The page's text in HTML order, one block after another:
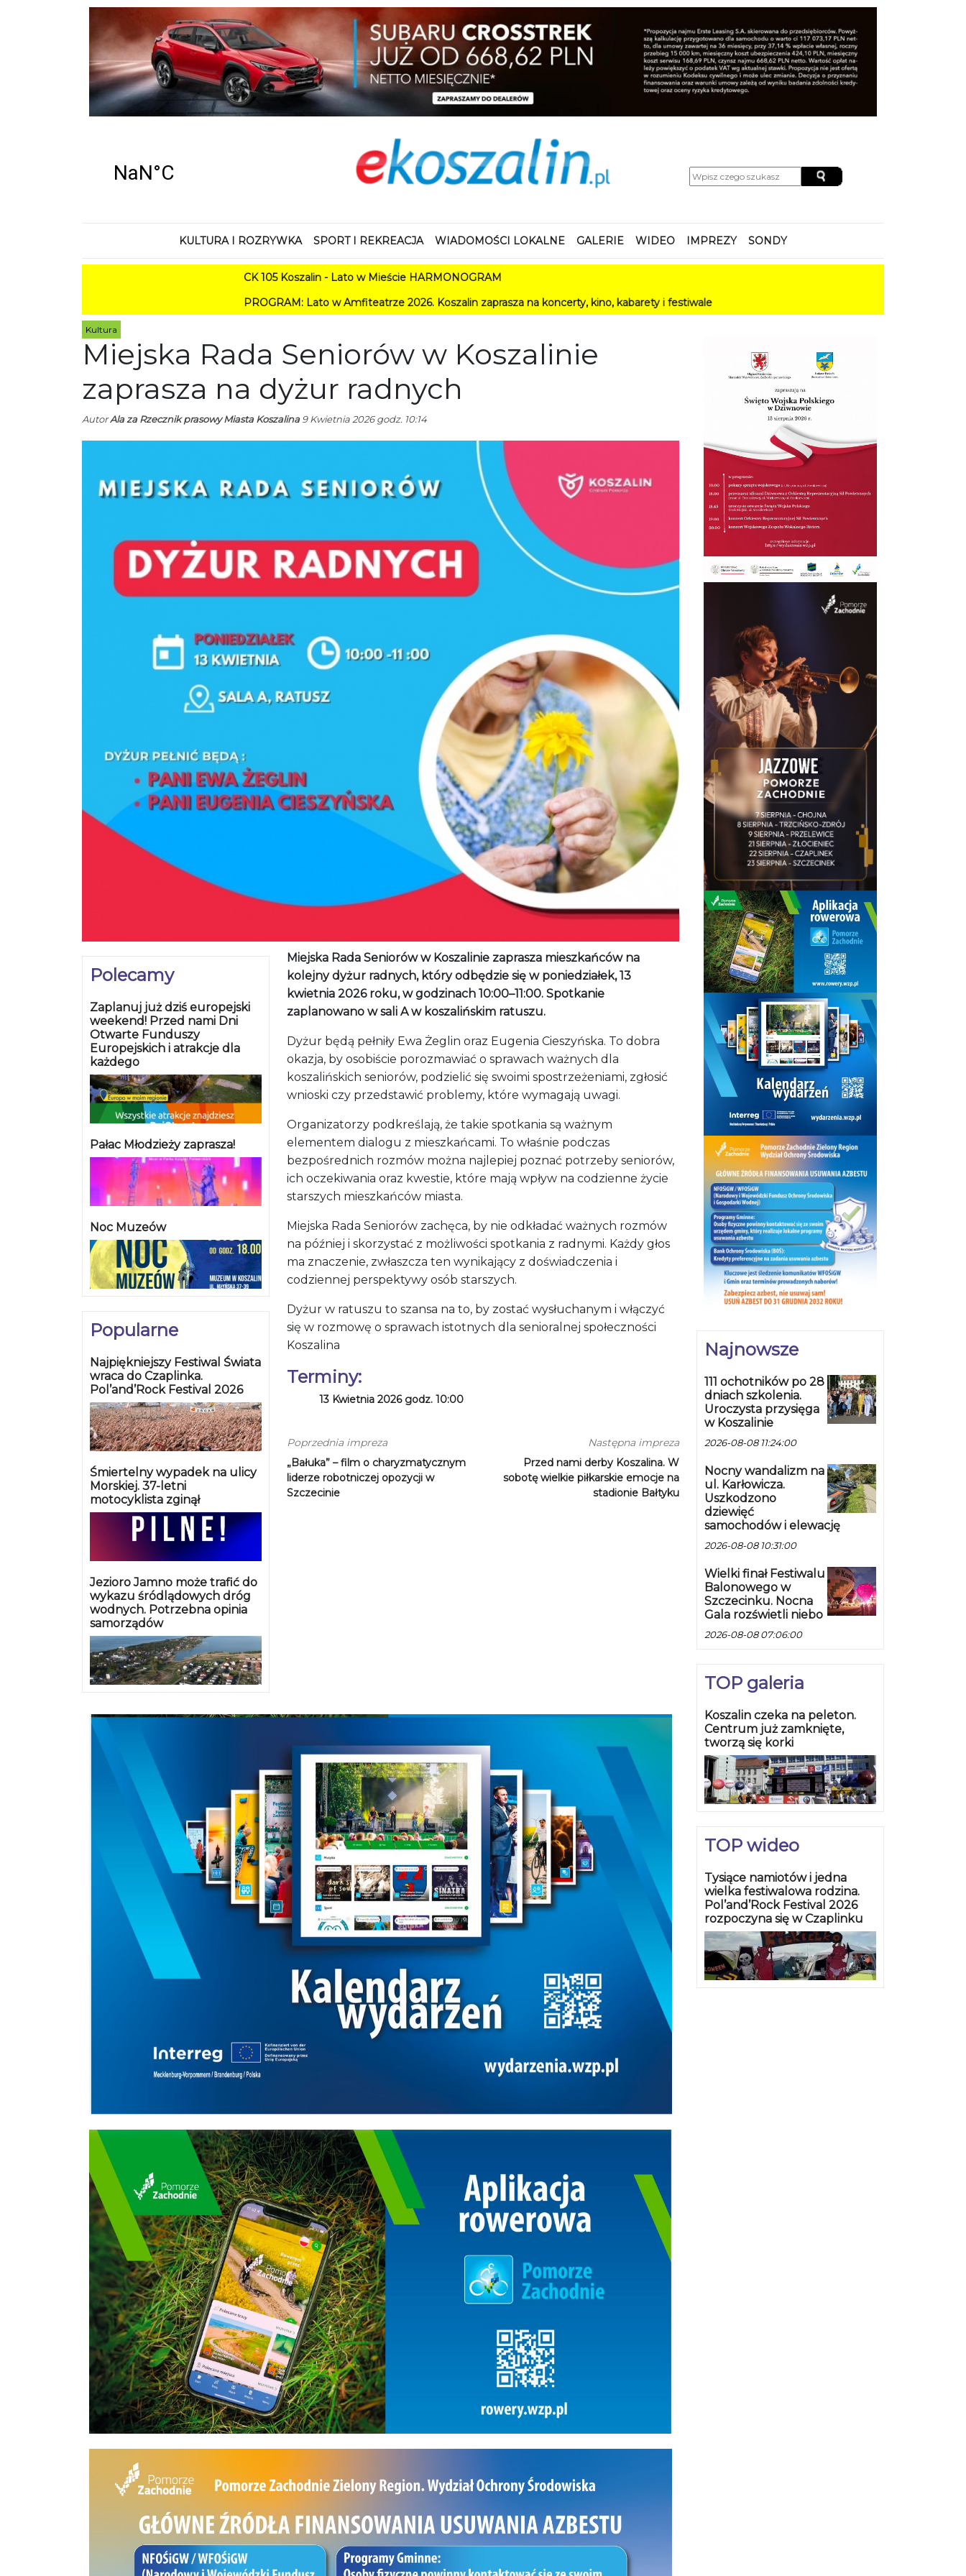
KULTURA I ROZRYWKA SPORT I REKREACJA WIADOMOŚCI LOKALNE GALERIE WIDEO IMPREZY SONDY
CK 105 Koszalin - Lato w Mieście HARMONOGRAM
PROGRAM: Lato w Amfiteatrze 2026. Koszalin zaprasza na koncerty, kino, kabarety i festiwale
Kultura
Miejska Rada Seniorów w Koszalinie
zaprasza na dyżur radnych
AutorAla za Rzecznik prasowy Miasta Koszalina9 Kwietnia 2026 godz. 10:14
Polecamy
Zaplanuj już dziś europejski
weekend! Przed nami Dni
Otwarte Funduszy
Europejskich i atrakcje dla
każdego
Pałac Młodzieży zaprasza!
Noc Muzeów
Popularne
Najpiękniejszy Festiwal Świata
wraca do Czaplinka.
Pol’and’Rock Festival 2026
Śmiertelny wypadek na ulicy
Morskiej. 37-letni
motocyklista zginął
Jezioro Jamno może trafić do
wykazu śródlądowych dróg
wodnych. Potrzebna opinia
samorządów
Miejska Rada Seniorów w Koszalinie zaprasza mieszkańców na
kolejny dyżur radnych, który odbędzie się w poniedziałek, 13
kwietnia 2026 roku, w godzinach 10:00–11:00. Spotkanie
zaplanowano w sali A w koszalińskim ratuszu.
Dyżur będą pełniły Ewa Żeglin oraz Eugenia Cieszyńska. To dobra
okazja, by osobiście porozmawiać o sprawach ważnych dla
koszalińskich seniorów, podzielić się swoimi spostrzeżeniami, zgłosić
wnioski czy przedstawić problemy, które wymagają uwagi.
Organizatorzy podkreślają, że takie spotkania są ważnym
elementem dialogu z mieszkańcami. To właśnie podczas
bezpośrednich rozmów można najlepiej poznać potrzeby seniorów,
ich oczekiwania oraz kwestie, które mają wpływ na codzienne życie
starszych mieszkańców miasta.
Miejska Rada Seniorów zachęca, by nie odkładać ważnych rozmów
na później i skorzystać z możliwości spotkania z radnymi. Każdy głos
ma znaczenie, zwłaszcza ten wynikający z doświadczenia i
codziennej perspektywy osób starszych.
Dyżur w ratuszu to szansa na to, by zostać wysłuchanym i włączyć
się w rozmowę o sprawach istotnych dla senioralnej społeczności
Koszalina
Terminy:
13 Kwietnia 2026 godz. 10:00
Poprzednia impreza
„Bałuka” – film o charyzmatycznym
liderze robotniczej opozycji w
Szczecinie
Następna impreza
Przed nami derby Koszalina. W
sobotę wielkie piłkarskie emocje na
stadionie Bałtyku
Najnowsze
111 ochotników po 28
dniach szkolenia.
Uroczysta przysięga
w Koszalinie
2026-08-08 11:24:00
Nocny wandalizm na
ul. Karłowicza.
Uszkodzono
dziewięć
samochodów i elewację
2026-08-08 10:31:00
Wielki finał Festiwalu
Balonowego w
Szczecinku. Nocna
Gala rozświetli niebo
2026-08-08 07:06:00
TOP galeria
Koszalin czeka na peleton.
Centrum już zamknięte,
tworzą się korki
TOP wideo
Tysiące namiotów i jedna
wielka festiwalowa rodzina.
Pol’and’Rock Festival 2026
rozpoczyna się w Czaplinku